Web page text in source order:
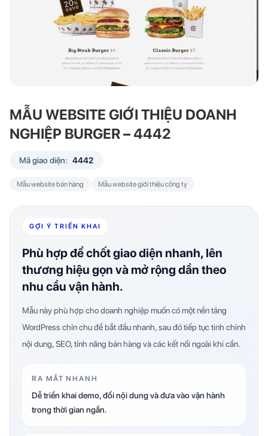
MẪU WEBSITE GIỚI THIỆU DOANH
NGHIỆP BURGER – 4442
Mã giao diện: 4442
Mẫu website bán hàng Mẫu website giới thiệu công ty
GỢI Ý TRIỂN KHAI
Phù hợp để chốt giao diện nhanh, lên
thương hiệu gọn và mở rộng dần theo
nhu cầu vận hành.
Mẫu này phù hợp cho doanh nghiệp muốn có một nền tảng
WordPress chỉn chu để bắt đầu nhanh, sau đó tiếp tục tinh chỉnh
nội dung, SEO, tính năng bán hàng và các kết nối ngoài khi cần.
RA MẮT NHANH
Dễ triển khai demo, đổi nội dung và đưa vào vận hành
trong thời gian ngắn.